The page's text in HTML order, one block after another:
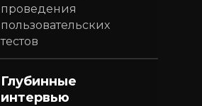
проведения
пользовательских
тестов
Глубинные
интервью